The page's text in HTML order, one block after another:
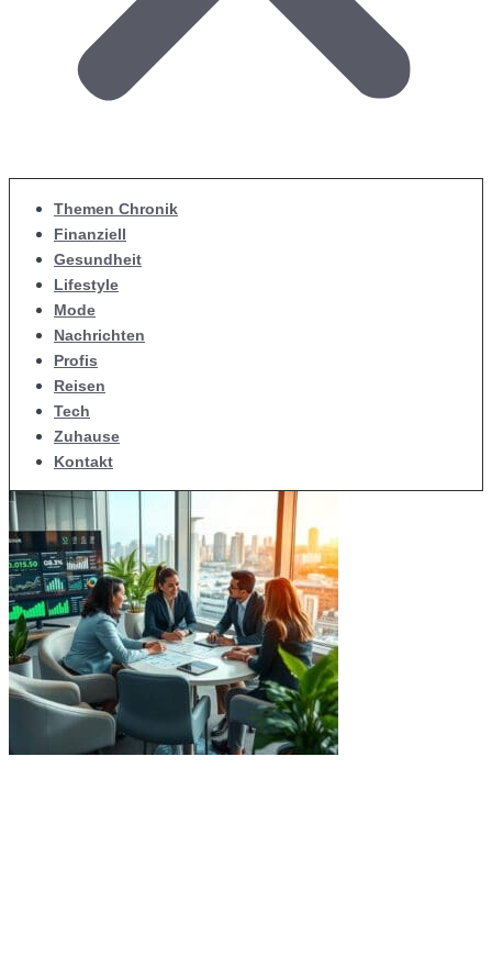
Themen Chronik
Finanziell
Gesundheit
Lifestyle
Mode
Nachrichten
Profis
Reisen
Tech
Zuhause
Kontakt